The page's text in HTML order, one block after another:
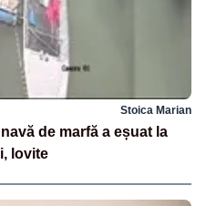
Stoica Marian
de marfă a eșuat la
lovite